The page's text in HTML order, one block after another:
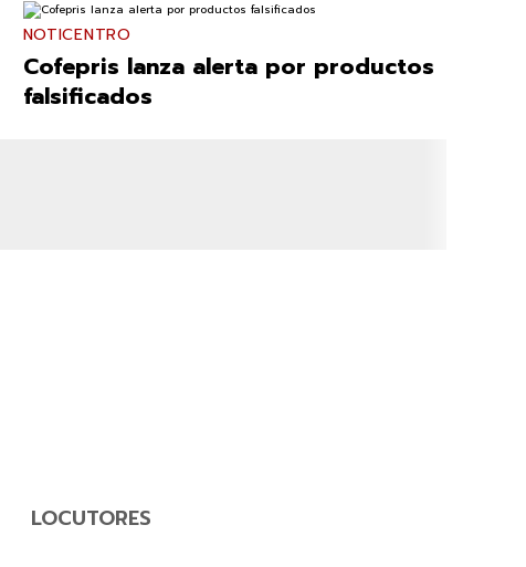
NOTICENTRO
Cofepris lanza alerta por productos
falsificados
LOCUTORES